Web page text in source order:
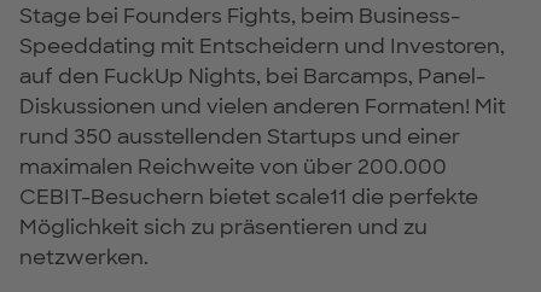
Stage bei Founders Fights, beim Business-
Speeddating mit Entscheidern und Investoren,
auf den FuckUp Nights, bei Barcamps, Panel-
Diskussionen und vielen anderen Formaten! Mit
rund 350 ausstellenden Startups und einer
maximalen Reichweite von über 200.000
CEBIT-Besuchern bietet scale11 die perfekte
Möglichkeit sich zu präsentieren und zu
netzwerken.